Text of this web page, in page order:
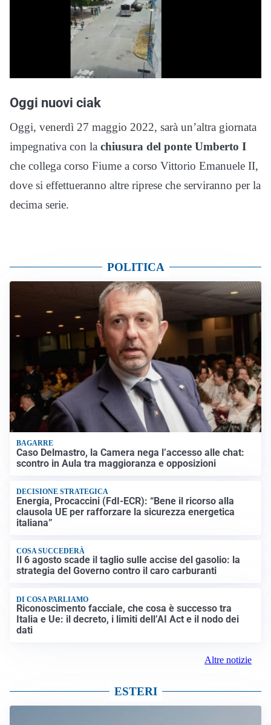
Oggi nuovi ciak
Oggi, venerdì 27 maggio 2022, sarà un’altra giornata
impegnativa con la chiusura del ponte Umberto I
che collega corso Fiume a corso Vittorio Emanuele II,
dove si effettueranno altre riprese che serviranno per la
decima serie.
POLITICA
BAGARRE
Caso Delmastro, la Camera nega l’accesso alle chat:
scontro in Aula tra maggioranza e opposizioni
DECISIONE STRATEGICA
Energia, Procaccini (FdI-ECR): “Bene il ricorso alla
clausola UE per rafforzare la sicurezza energetica
italiana”
COSA SUCCEDERÀ
Il 6 agosto scade il taglio sulle accise del gasolio: la
strategia del Governo contro il caro carburanti
DI COSA PARLIAMO
Riconoscimento facciale, che cosa è successo tra
Italia e Ue: il decreto, i limiti dell’AI Act e il nodo dei
dati
Altre notizie
ESTERI